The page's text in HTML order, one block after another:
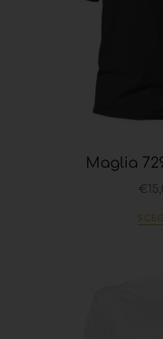
Maglia
€